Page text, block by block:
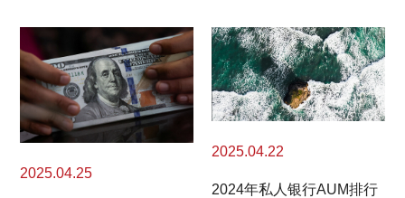
2025.04.25
2025.04.22
2024年私人银行AUM排行